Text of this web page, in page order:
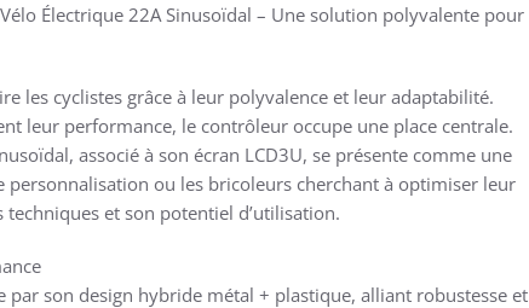
Électrique 22A Sinusoïdal – Une solution polyvalente pour
les cyclistes grâce à leur polyvalence et leur adaptabilité.
leur performance, le contrôleur occupe une place centrale.
associé à son écran LCD3U, se présente comme une
ou les bricoleurs cherchant à optimiser leur
et son potentiel d’utilisation.
par son design hybride métal + plastique, alliant robustesse et